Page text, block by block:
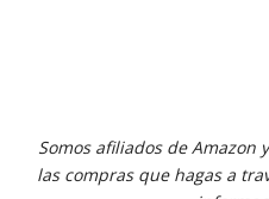
Somos afiliados de Amazon
las compras que hagas a